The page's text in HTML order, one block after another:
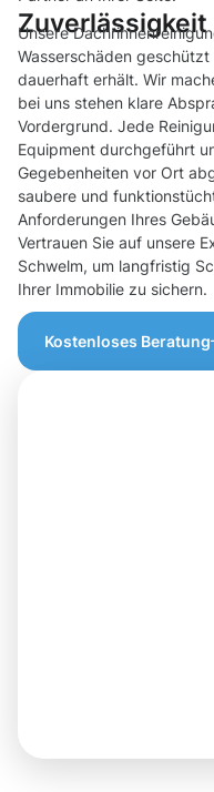
Unsere
Wasserschäden
dauerhaft erhält. Wir
bei uns stehen klare
Vordergrund. Jede
Equipment durchgeführt
Gegebenheiten vor Ort
saubere und
Anforderungen Ihres
Vertrauen Sie auf unsere
Schwelm, um langfristig
Ihrer Immobilie zu sichern.
Kostenloses Beratung